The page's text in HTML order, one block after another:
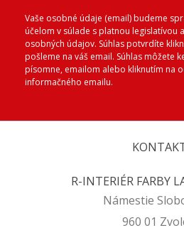
Vaše osobné údaje (email) budeme
účelom v súlade s platnou legislatívou
osobných údajov. Súhlas potvrdíte
pošleme na váš email. Súhlas môžete
písomne, emailom alebo kliknutím na
informačného emailu.
R-INTERIÉR FARBY
Námestie
960 01